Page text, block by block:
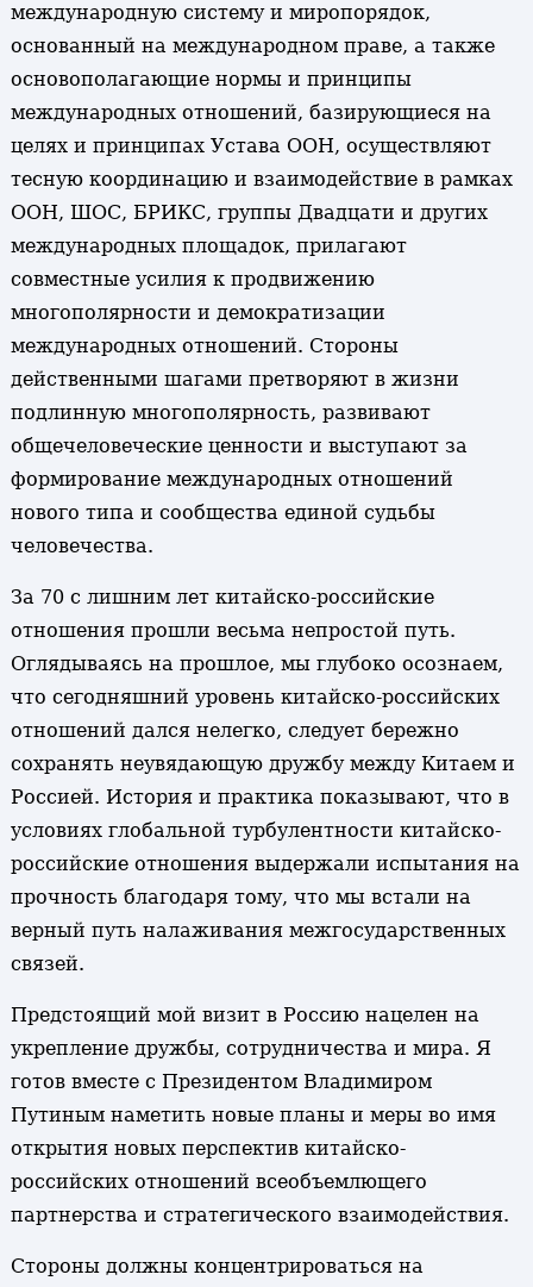
международную систему и миропорядок,
основанный на международном праве, а также
основополагающие нормы и принципы
международных отношений, базирующиеся на
целях и принципах Устава ООН, осуществляют
тесную координацию и взаимодействие в рамках
ООН, ШОС, БРИКС, группы Двадцати и других
международных площадок, прилагают
совместные усилия к продвижению
многополярности и демократизации
международных отношений. Стороны
действенными шагами претворяют в жизни
подлинную многополярность, развивают
общечеловеческие ценности и выступают за
формирование международных отношений
нового типа и сообщества единой судьбы
человечества.
За 70 с лишним лет китайско-российские
отношения прошли весьма непростой путь.
Оглядываясь на прошлое, мы глубоко осознаем,
что сегодняшний уровень китайско-российских
отношений дался нелегко, следует бережно
сохранять неувядающую дружбу между Китаем и
Россией. История и практика показывают, что в
условиях глобальной турбулентности китайско-
российские отношения выдержали испытания на
прочность благодаря тому, что мы встали на
верный путь налаживания межгосударственных
связей.
Предстоящий мой визит в Россию нацелен на
укрепление дружбы, сотрудничества и мира. Я
готов вместе с Президентом Владимиром
Путиным наметить новые планы и меры во имя
открытия новых перспектив китайско-
российских отношений всеобъемлющего
партнерства и стратегического взаимодействия.
Стороны должны концентрироваться на